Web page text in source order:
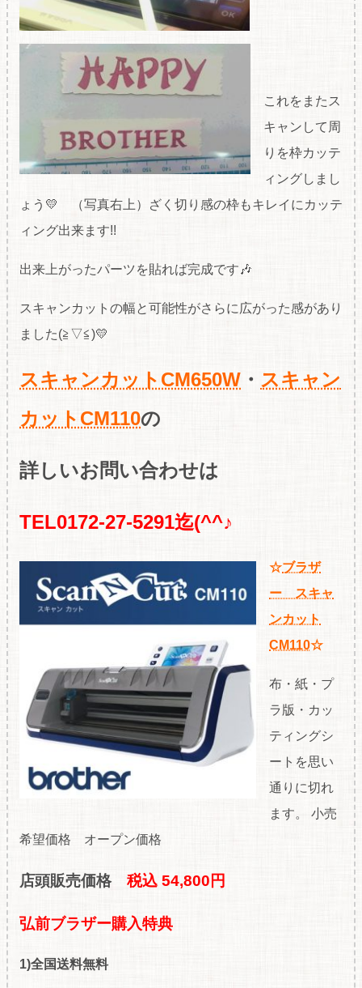
これをまたス
キャンして周
りを枠カッテ
ィングしまし
ょう💛 （写真右上）ざく切り感の枠もキレイにカッテ
ィング出来ます!!
出来上がったパーツを貼れば完成です🎶
スキャンカットの幅と可能性がさらに広がった感があり
ました(≧▽≦)💛
スキャンカットCM650W ・ スキャン
カットCM110の
詳しいお問い合わせは
TEL0172-27-5291迄(^^♪
☆ブラザ
ー スキャ
ンカット
CM110☆
布・紙・プ
ラ版・カッ
ティングシ
ートを思い
通りに切れ
ます。 小売
希望価格 オープン価格
店頭販売価格 税込 54,800円
弘前ブラザー購入特典
1)全国送料無料